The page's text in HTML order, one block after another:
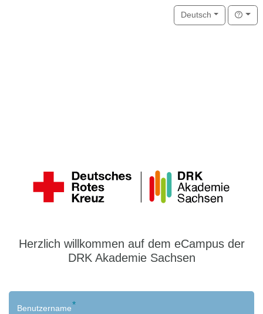
Deutsch Hilfe
Herzlich willkommen auf dem eCampus der
DRK Akademie Sachsen
Login
Benutzername